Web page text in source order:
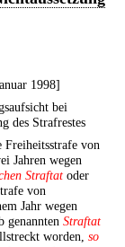
1998]
bei
des Strafrestes
von
Jahren wegen
Straftat oder
von
Jahr wegen
genannten Straftat
worden, so